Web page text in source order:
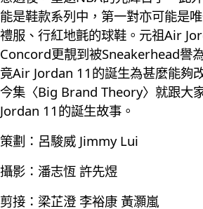
能是鞋款系列中，第一對亦可能是
禮服、行紅地氈的球鞋。元祖Air
Concord更靚到被Sneakerhead譽
竟Air Jordan 11的誕生為甚麼能夠
今集〈Big Brand Theory〉就跟大
Jordan 11的誕生故事。
策劃：呂駿威 Jimmy Lui
攝影：潘志恆 許先煜
剪接：梁芷澄 李裕康 黃灝嵐